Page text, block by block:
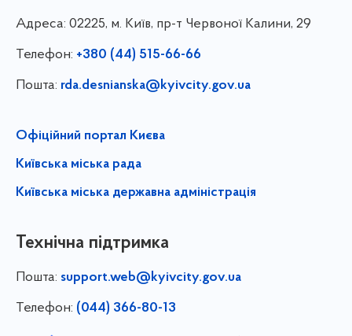
Адреса: 02225, м. Київ, пр-т Червоної Калини, 29
Телефон: +380 (44) 515-66-66
Пошта: rda.desnianska@kyivcity.gov.ua
Офіційний портал Києва
Київська міська рада
Київська міська державна адміністрація
Технічна підтримка
Пошта: support.web@kyivcity.gov.ua
Телефон: (044) 366-80-13